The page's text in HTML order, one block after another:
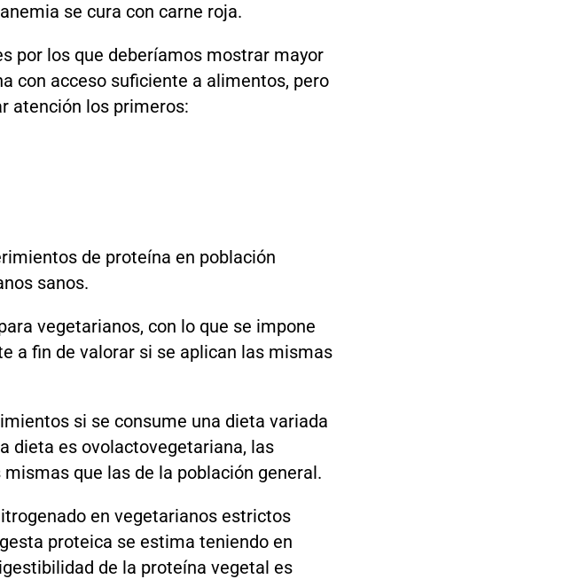
se cura con carne roja.
por los que deberíamos mostrar mayor
con acceso suficiente a alimentos, pero
atención los primeros:
de proteína en población
sanos.
vegetarianos, con lo que se impone
a fin de valorar si se aplican las mismas
si se consume una dieta variada
dieta es ovolactovegetariana, las
que las de la población general.
en vegetarianos estrictos
proteica se estima teniendo en
de la proteína vegetal es